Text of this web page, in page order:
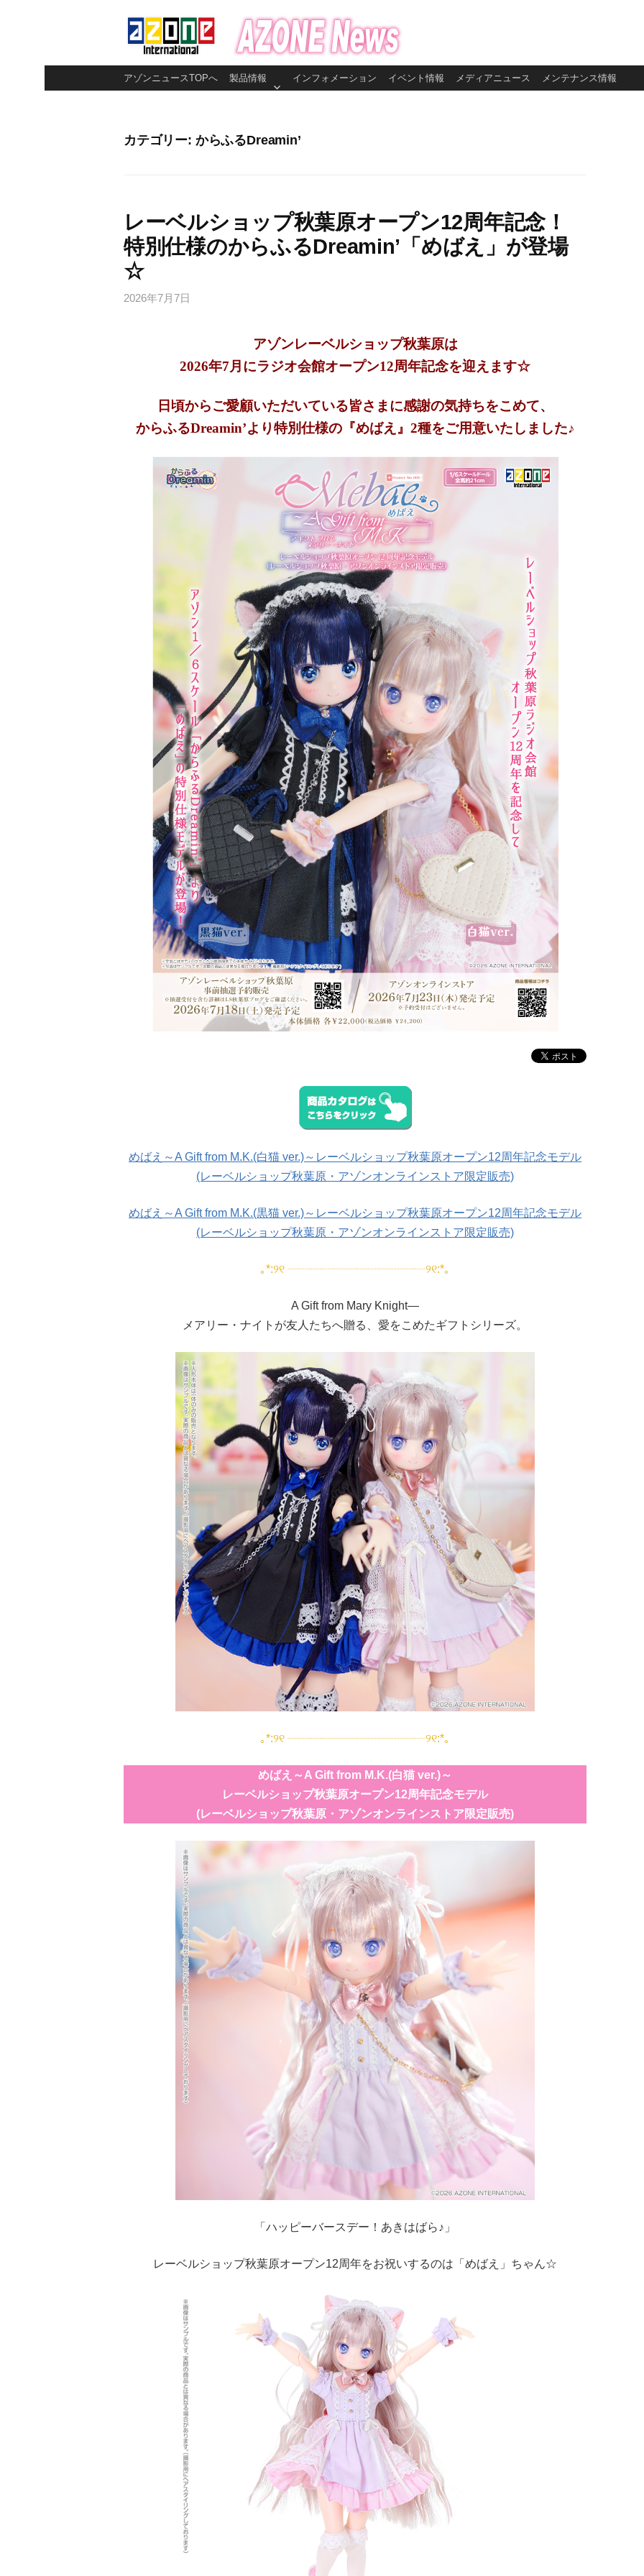
ン
アゾンニュースTOPへ 製品情報 インフォメーション イベント情報 メディアニュース メンテナンス情報
カテゴリー: からふるDreamin’
レーベルショップ秋葉原オープン12周年記念！
特別仕様のからふるDreamin’「めばえ」が登場
☆
2026年7月7日
アゾンレーベルショップ秋葉原は
2026年7月にラジオ会館オープン12周年記念を迎えます☆
日頃からご愛顧いただいている皆さまに感謝の気持ちをこめて、
からふるDreamin’より特別仕様の『めばえ』2種をご用意いたしました♪
めばえ～A Gift from M.K.(白猫 ver.)～レーベルショップ秋葉原オープン12周年記念モデル
(レーベルショップ秋葉原・アゾンオンラインストア限定販売)
めばえ～A Gift from M.K.(黒猫 ver.)～レーベルショップ秋葉原オープン12周年記念モデル
(レーベルショップ秋葉原・アゾンオンラインストア限定販売)
｡*:୨୧ ┈┈┈┈┈┈┈┈┈┈┈┈୨୧:*｡
A Gift from Mary Knight―
メアリー・ナイトが友人たちへ贈る、愛をこめたギフトシリーズ。
｡*:୨୧ ┈┈┈┈┈┈┈┈┈┈┈┈୨୧:*｡
めばえ～A Gift from M.K.(白猫 ver.)～
レーベルショップ秋葉原オープン12周年記念モデル
(レーベルショップ秋葉原・アゾンオンラインストア限定販売)
「ハッピーバースデー！あきはばら♪」
レーベルショップ秋葉原オープン12周年をお祝いするのは「めばえ」ちゃん☆